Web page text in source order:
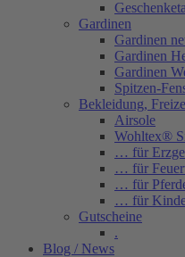
Gardinen
Gardinen
Gardinen
Gardinen
Spitzen-
Bekleidung,
Airsole
Wohltex®
… für
… für
… für
… für
Gutscheine
.
Blog / News